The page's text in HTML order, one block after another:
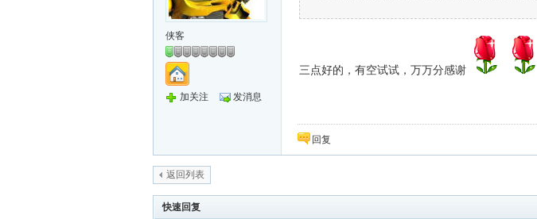
侠客
加关注 发消息
三点好的，有空试试，万万分感谢
回复
返回列表
快速回复